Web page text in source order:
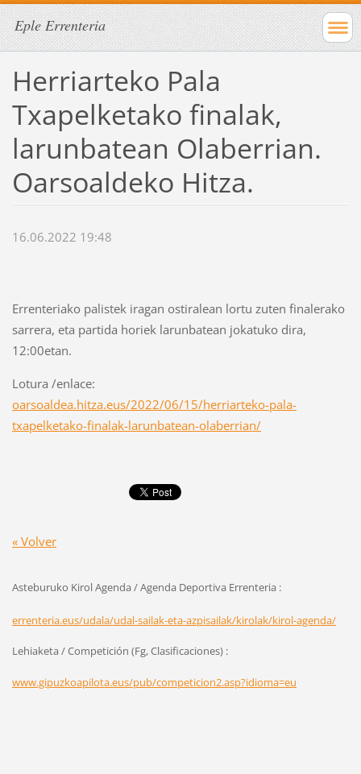
Eple Errenteria
Herriarteko Pala
Txapelketako finalak,
larunbatean Olaberrian.
Oarsoaldeko Hitza.
16.06.2022 19:48
Errenteriako palistek iragan ostiralean lortu zuten finalerako
sarrera, eta partida horiek larunbatean jokatuko dira,
12:00etan.
Lotura /enlace:
oarsoaldea.hitza.eus/2022/06/15/herriarteko-pala-
txapelketako-finalak-larunbatean-olaberrian/
« Volver
Asteburuko Kirol Agenda / Agenda Deportiva Errenteria :
errenteria.eus/udala/udal-sailak-eta-azpisailak/kirolak/kirol-agenda/
Lehiaketa / Competición (Fg, Clasificaciones) :
www.gipuzkoapilota.eus/pub/competicion2.asp?idioma=eu